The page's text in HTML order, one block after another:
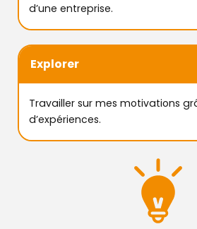
d’une entreprise.
Explorer
Travailler sur mes motivations
d’expériences.